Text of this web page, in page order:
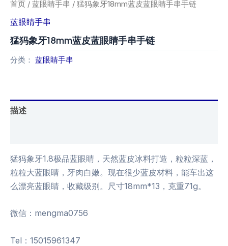
首页 / 蓝眼睛手串 / 猛犸象牙18mm蓝皮蓝眼睛手串手链
蓝眼睛手串
猛犸象牙18mm蓝皮蓝眼睛手串手链
分类： 蓝眼睛手串
描述
猛犸象牙1.8极品蓝眼睛，天然蓝皮冰料打造，粒粒深蓝，
粒粒大蓝眼睛，牙肉白嫩。现在很少蓝皮材料，能车出这
么漂亮蓝眼睛，收藏级别。尺寸18mm*13，克重71g。
微信：mengma0756
Tel：15015961347